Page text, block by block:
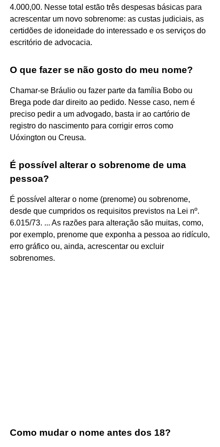
4.000,00. Nesse total estão três despesas básicas para
acrescentar um novo sobrenome: as custas judiciais, as
certidões de idoneidade do interessado e os serviços do
escritório de advocacia.
O que fazer se não gosto do meu nome?
Chamar-se Bráulio ou fazer parte da família Bobo ou
Brega pode dar direito ao pedido. Nesse caso, nem é
preciso pedir a um advogado, basta ir ao cartório de
registro do nascimento para corrigir erros como
Uóxington ou Creusa.
É possível alterar o sobrenome de uma
pessoa?
É possível alterar o nome (prenome) ou sobrenome,
desde que cumpridos os requisitos previstos na Lei nº.
6.015/73. ... As razões para alteração são muitas, como,
por exemplo, prenome que exponha a pessoa ao ridículo,
erro gráfico ou, ainda, acrescentar ou excluir
sobrenomes.
Como mudar o nome antes dos 18?